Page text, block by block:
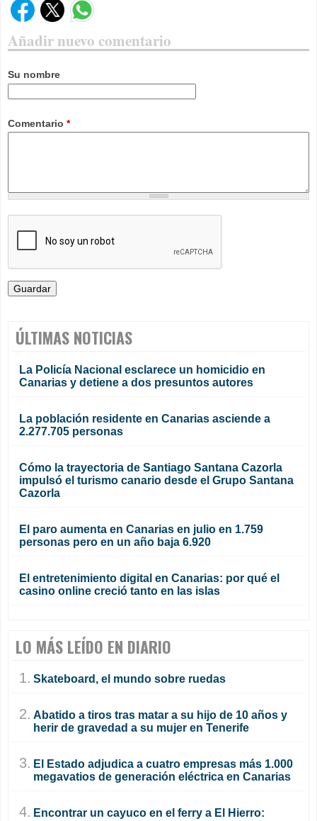
Añadir nuevo comentario
Su nombre
Comentario *
ÚLTIMAS NOTICIAS
La Policía Nacional esclarece un homicidio en
Canarias y detiene a dos presuntos autores
La población residente en Canarias asciende a
2.277.705 personas
Cómo la trayectoria de Santiago Santana Cazorla
impulsó el turismo canario desde el Grupo Santana
Cazorla
El paro aumenta en Canarias en julio en 1.759
personas pero en un año baja 6.920
El entretenimiento digital en Canarias: por qué el
casino online creció tanto en las islas
LO MÁS LEÍDO EN DIARIO
1. Skateboard, el mundo sobre ruedas
2. Abatido a tiros tras matar a su hijo de 10 años y
herir de gravedad a su mujer en Tenerife
3. El Estado adjudica a cuatro empresas más 1.000
megavatios de generación eléctrica en Canarias
4. Encontrar un cayuco en el ferry a El Hierro: